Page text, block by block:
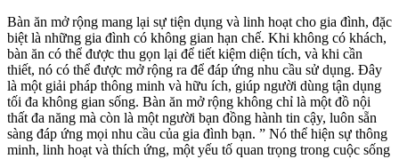
Bàn ăn mở rộng mang lại sự tiện dụng và linh hoạt cho gia đình, đặc
biệt là những gia đình có không gian hạn chế. Khi không có khách,
bàn ăn có thể được thu gọn lại để tiết kiệm diện tích, và khi cần
thiết, nó có thể được mở rộng ra để đáp ứng nhu cầu sử dụng. Đây
là một giải pháp thông minh và hữu ích, giúp người dùng tận dụng
tối đa không gian sống. Bàn ăn mở rộng không chỉ là một đồ nội
thất đa năng mà còn là một người bạn đồng hành tin cậy, luôn sẵn
sàng đáp ứng mọi nhu cầu của gia đình bạn. ” Nó thể hiện sự thông
minh, linh hoạt và thích ứng, một yếu tố quan trọng trong cuộc sống